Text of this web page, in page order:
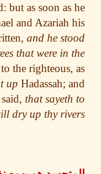
blood: but as soon
Mishael and
it is written, and he
trees that were
but to the
upHadassah;
it is said,that
I will dry up thy